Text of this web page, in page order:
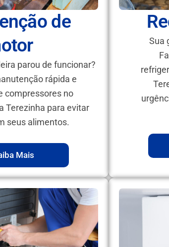
de
parou de funcionar?
rápida e
compressores no
Terezinha para evitar
seus alimentos.
Mais
Sua